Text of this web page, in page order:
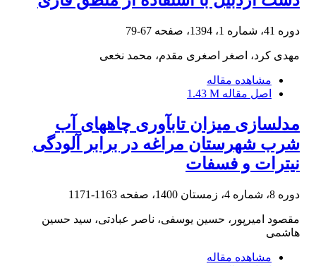
دوره 41، شماره 1، 1394، صفحه 67-79
مهدی کرد، اصغر اصغری مقدم، محمد نخعی
مشاهده مقاله
اصل مقاله 1.43 M
مدل‏سازی میزان تاب‏آوری چاه‏های آب
شرب شهرستان مراغه در برابر آلودگی
نیترات و فسفات
دوره 8، شماره 4، زمستان 1400، صفحه 1163-1171
مقصود امیرپور، حسین یوسفی، ناصر عبادتی، سید حسین
هاشمی
مشاهده مقاله